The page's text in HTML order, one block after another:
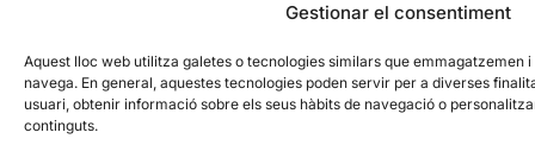
Gestionar el consentiment
Aquest lloc web utilitza galetes o tecnologies similars que emmagatzemen
navega. En general, aquestes tecnologies poden servir per a diverses
usuari, obtenir informació sobre els seus hàbits de navegació o
continguts.